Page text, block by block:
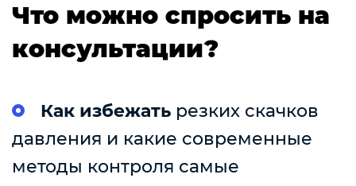
Что можно спросить на
консультации?
Как избежать резких скачков
давления и какие современные
методы контроля самые